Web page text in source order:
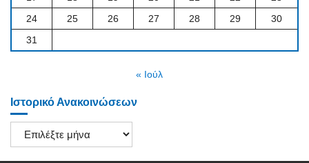
24
25 26 27 28 29
30
31
« Ιούλ
Ιστορικό Ανακοινώσεων
Ιστορικό
Ανακοινώσεων